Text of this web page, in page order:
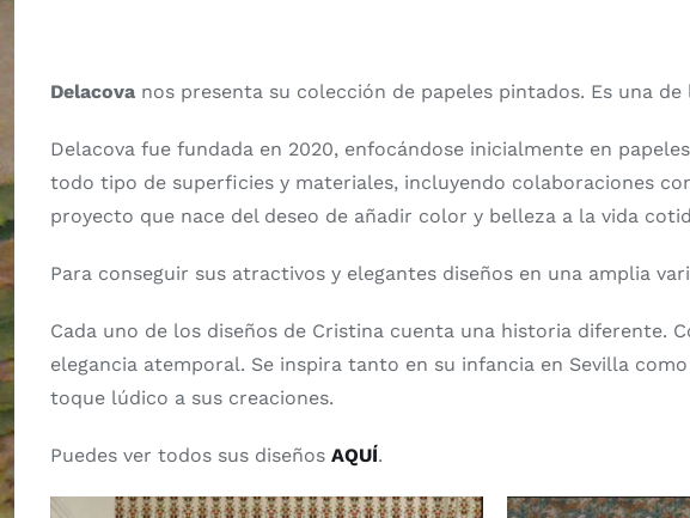
Delacovanos presenta su colección de papeles pintados. Es una
Delacova fue fundada en 2020, enfocándose inicialmente en
todo tipo de superficies y materiales, incluyendo colaboraciones
proyecto que nace del deseo de añadir color y belleza a la vida
Para conseguir sus atractivos y elegantes diseños en una amplia
Cada uno de los diseños de Cristina cuenta una historia diferente.
elegancia atemporal. Se inspira tanto en su infancia en Sevilla
toque lúdico a sus creaciones.
Puedes ver todos sus diseños AQUÍ.